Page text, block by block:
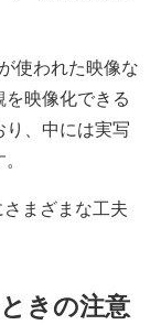
使われた映像な
映像化できる
、中には実写
まざまな工夫
きの注意